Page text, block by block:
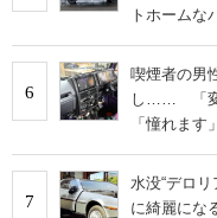
トホームな
6
喫煙者の男
し…… 「変
「憧れます」
7
水没“デロ
に綺麗にな